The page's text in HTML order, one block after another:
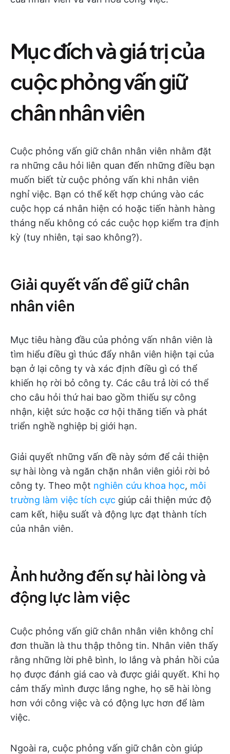
Mục đích và giá trị của
cuộc phỏng vấn giữ
chân nhân viên
Cuộc phỏng vấn giữ chân nhân viên nhằm đặt
ra những câu hỏi liên quan đến những điều bạn
muốn biết từ cuộc phỏng vấn khi nhân viên
nghỉ việc. Bạn có thể kết hợp chúng vào các
cuộc họp cá nhân hiện có hoặc tiến hành hàng
tháng nếu không có các cuộc họp kiểm tra định
kỳ (tuy nhiên, tại sao không?).
Giải quyết vấn đề giữ chân
nhân viên
Mục tiêu hàng đầu của phỏng vấn nhân viên là
tìm hiểu điều gì thúc đẩy nhân viên hiện tại của
bạn ở lại công ty và xác định điều gì có thể
khiến họ rời bỏ công ty. Các câu trả lời có thể
cho câu hỏi thứ hai bao gồm thiếu sự công
nhận, kiệt sức hoặc cơ hội thăng tiến và phát
triển nghề nghiệp bị giới hạn.
Giải quyết những vấn đề này sớm để cải thiện
sự hài lòng và ngăn chặn nhân viên giỏi rời bỏ
công ty. Theo một nghiên cứu khoa học, môi
trường làm việc tích cực giúp cải thiện mức độ
cam kết, hiệu suất và động lực đạt thành tích
của nhân viên.
Ảnh hưởng đến sự hài lòng và
động lực làm việc
Cuộc phỏng vấn giữ chân nhân viên không chỉ
đơn thuần là thu thập thông tin. Nhân viên thấy
rằng những lời phê bình, lo lắng và phản hồi của
họ được đánh giá cao và được giải quyết. Khi họ
cảm thấy mình được lắng nghe, họ sẽ hài lòng
hơn với công việc và có động lực hơn để làm
việc.
Ngoài ra, cuộc phỏng vấn giữ chân còn giúp